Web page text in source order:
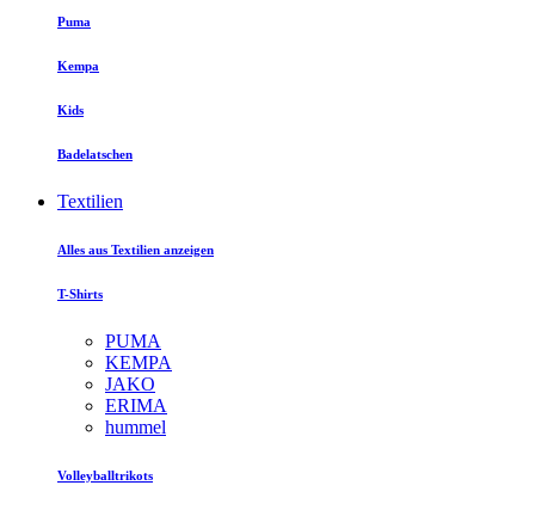
Puma
Kempa
Kids
Badelatschen
Textilien
Alles aus Textilien anzeigen
T-Shirts
PUMA
KEMPA
JAKO
ERIMA
hummel
Volleyballtrikots